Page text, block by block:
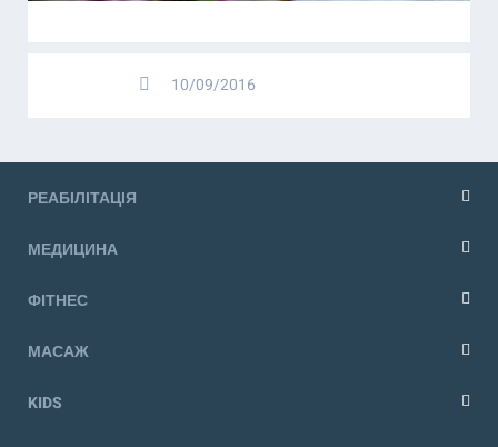
10/09/2016
РЕАБІЛІТАЦІЯ
МЕДИЦИНА
ФIТНЕС
МАСАЖ
KIDS